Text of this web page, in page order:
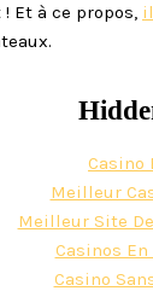
Et à ce propos,
Casino
Meilleur
Meilleur Site
Casinos
Casino